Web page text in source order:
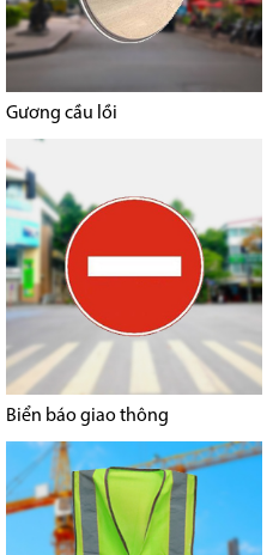
Gương cầu lồi
Biển báo giao thông